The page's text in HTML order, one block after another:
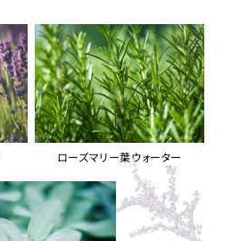
e
o
y
V
i
ローズマリー葉ウォーター